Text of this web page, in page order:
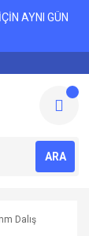
AYNI GÜN
ARA